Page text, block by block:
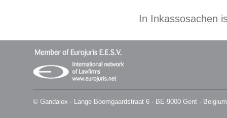
In Inkassosachen
© Gandalex - Lange Boomgaardstraat 6 - BE-9000 Gent -